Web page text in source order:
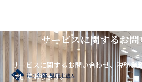
サービスに関するお
サービスに関するお問い合わせ、税務業
けしております。